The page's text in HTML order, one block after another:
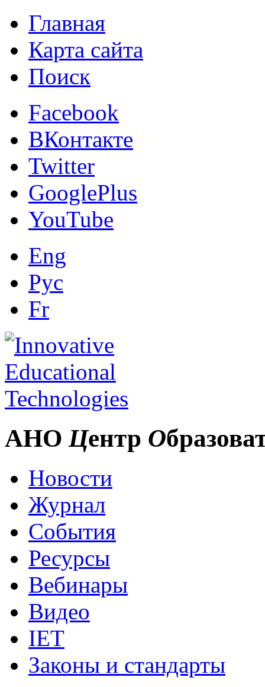
Главная
Карта сайта
Поиск
Facebook
ВКонтакте
Twitter
GooglePlus
YouTube
Eng
Рус
Fr
АНО Центр О
Новости
Журнал
События
Ресурсы
Вебинары
Видео
IET
Законы и стандарты